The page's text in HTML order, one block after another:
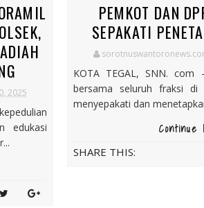
2025
edukasi
PEMKOT DAN
SEPAKATI
KOTA TEGAL, SNN.
bersama seluruh fraksi
menyepakati dan
Continue
SHARE THIS: